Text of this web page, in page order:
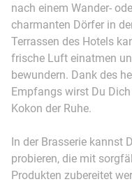
nach einem Wander-
charmanten Dörfer in
Terrassen des Hotels
frische Luft einatmen
bewundern. Dank des
Empfangs wirst Du
Kokon der Ruhe.
In der Brasserie kannst
probieren, die mit
Produkten zubereitet